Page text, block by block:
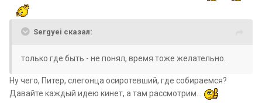
Sergyei сказал:
только где быть - не понял, время тоже желательно.
Ну чего, Питер, слегонца осиротевший, где собираемся?
Давайте каждый идею кинет, а там рассмотрим...